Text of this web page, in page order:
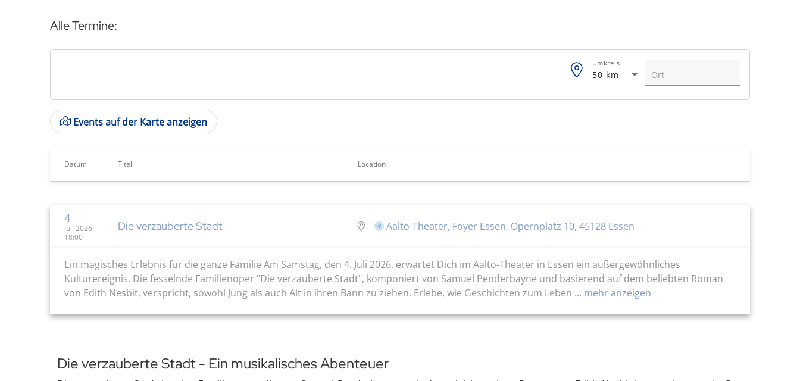
Alle Termine:
50 km
Umkreis
Events auf der Karte anzeigen
Datum Titel Location
4
Juli 2026
18:00
Die verzauberte Stadt Aalto-Theater, Foyer Essen, Opernplatz 10, 45128 Essen
Ein magisches Erlebnis für die ganze Familie Am Samstag, den 4. Juli 2026, erwartet Dich im Aalto-Theater in Essen ein außergewöhnliches
Kulturereignis. Die fesselnde Familienoper "Die verzauberte Stadt", komponiert von Samuel Penderbayne und basierend auf dem beliebten Roman
von Edith Nesbit, verspricht, sowohl Jung als auch Alt in ihren Bann zu ziehen. Erlebe, wie Geschichten zum Leben ... mehr anzeigen
Die verzauberte Stadt - Ein musikalisches Abenteuer